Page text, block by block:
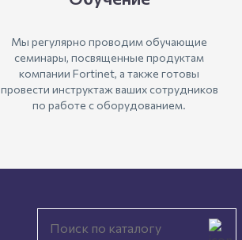
Мы регулярно проводим обучающие
семинары, посвященные продуктам
компании Fortinet, а также готовы
провести инструктаж ваших сотрудников
по работе с оборудованием.